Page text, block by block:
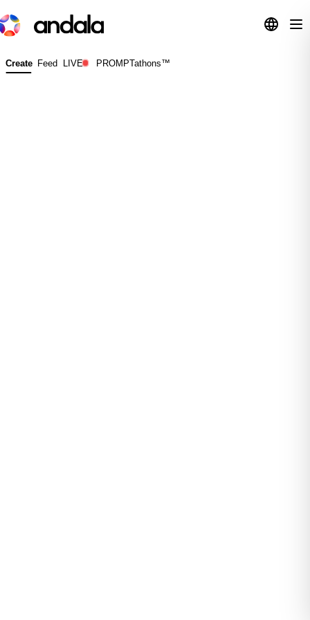
Create Feed LIVE PROMPTathons™